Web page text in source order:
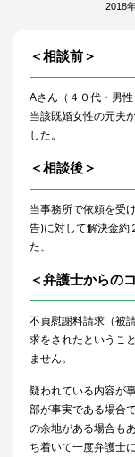
2018
＜相談前＞
Aさん（４０代・男
当該既婚女性の元夫
した。
＜相談後＞
当事務所で依頼を受
告)に対して解決金約
た。
＜弁護士からの
不貞慰謝料請求（被
求をされたというこ
ません。
疑われている内容が
部が事実である場合
の余地がある場合も
ち着いて一度弁護士